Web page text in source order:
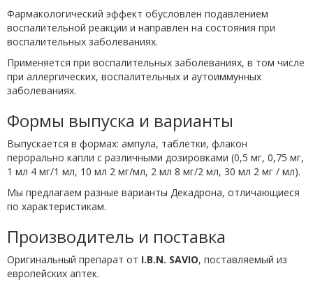
Фармакологический эффект обусловлен подавлением
воспалительной реакции и направлен на состояния при
воспалительных заболеваниях.
Применяется при воспалительных заболеваниях, в том числе
при аллергических, воспалительных и аутоиммунных
заболеваниях.
Формы выпуска и варианты
Выпускается в формах: ампула, таблетки, флакон
перорально капли с различными дозировками (0,5 мг, 0,75 мг,
1 мл 4 мг/1 мл, 10 мл 2 мг/мл, 2 мл 8 мг/2 мл, 30 мл 2 мг / мл).
Мы предлагаем разные варианты Декадрона, отличающиеся
по характеристикам.
Производитель и поставка
Оригинальный препарат от I.B.N. SAVIO, поставляемый из
европейских аптек.